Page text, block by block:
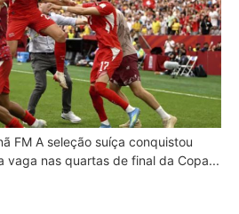
FM A seleção suíça conquistou
vaga nas quartas de final da Copa...